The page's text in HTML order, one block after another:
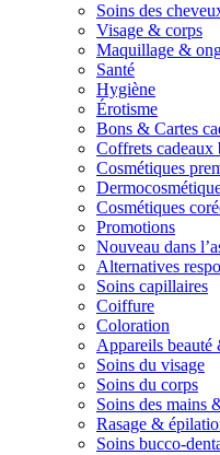
Soins des
Visage & corps
Maquillage &
Santé
Hygiène
Érotisme
Bons & Cartes
Coffrets cadeaux
Cosmétiques
Cosmétiques
Promotions
Nouveau dans
Alternatives
Soins capillaires
Coiffure
Coloration
Appareils beauté
Soins du visage
Soins du corps
Soins des mains
Rasage &
Soins bucco-